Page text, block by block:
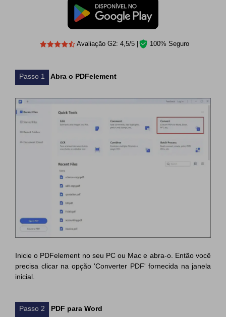
Avaliação G2: 4,5/5 | 100% Seguro
Passo 1 Abra o PDFelement
Inicie o PDFelement no seu PC ou Mac e abra-o. Então você
precisa clicar na opção 'Converter PDF' fornecida na janela
inicial.
Passo 2 PDF para Word